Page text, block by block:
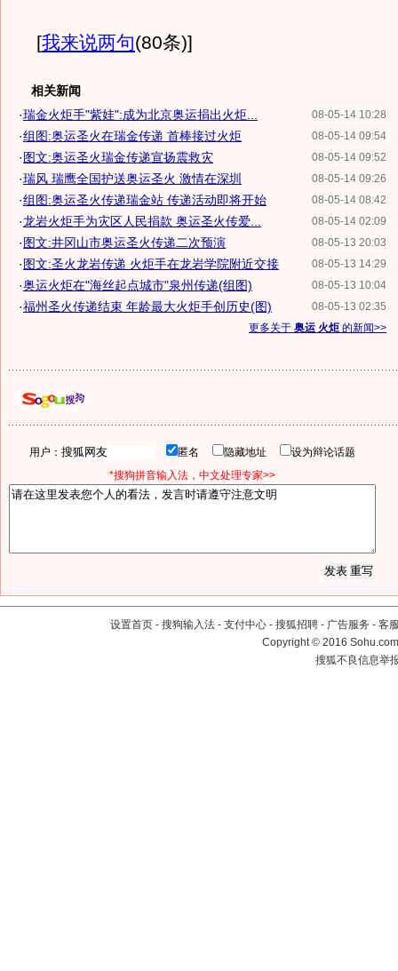
[我来说两句(80条)]
相关新闻
08-05-14 10:28
·瑞金火炬手"紫娃":成为北京奥运捐出火炬...
08-05-14 09:54
·组图:奥运圣火在瑞金传递 首棒接过火炬
08-05-14 09:52
·图文:奥运圣火瑞金传递宣扬震救灾
08-05-14 09:26
·瑞风 瑞鹰全国护送奥运圣火 激情在深圳
08-05-14 08:42
·组图:奥运圣火传递瑞金站 传递活动即将开始
08-05-14 02:09
·龙岩火炬手为灾区人民捐款 奥运圣火传爱...
08-05-13 20:03
·图文:井冈山市奥运圣火传递二次预演
08-05-13 14:29
·图文:圣火龙岩传递 火炬手在龙岩学院附近交接
08-05-13 10:04
·奥运火炬在"海丝起点城市"泉州传递(组图)
08-05-13 02:35
·福州圣火传递结束 年龄最大火炬手创历史(图)
更多关于 奥运 火炬 的新闻>>
用户： 匿名 隐藏地址
设为辩论话题
*搜狗拼音输入法，中文处理专家>>
设置首页 - 搜狗输入法 - 支付中心 - 搜狐招聘 - 广告服务 - 客
Copyright©2016
搜狐不良信息举